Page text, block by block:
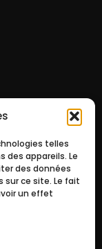
telles
des appareils. Le
des données
ce site. Le fait
un effet